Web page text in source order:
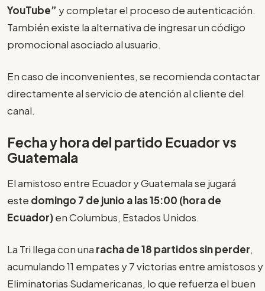
YouTube” y completar el proceso de autenticación.
También existe la alternativa de ingresar un código
promocional asociado al usuario.
En caso de inconvenientes, se recomienda contactar
directamente al servicio de atención al cliente del
canal.
Fecha y hora del partido Ecuador vs
Guatemala
El amistoso entre Ecuador y Guatemala se jugará
este domingo 7 de junio a las 15:00 (hora de
Ecuador)en Columbus, Estados Unidos.
La Tri llega con una racha de 18 partidos sin perder,
acumulando 11 empates y 7 victorias entre amistosos y
Eliminatorias Sudamericanas, lo que refuerza el buen